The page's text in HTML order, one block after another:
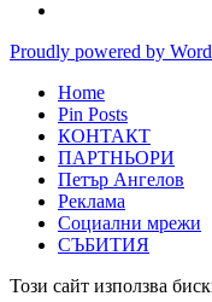
Proudly powered by
Home
Pin Posts
КОНТАКТ
ПАРТНЬОРИ
Петър Ангелов
Реклама
Социални мрежи
СЪБИТИЯ
Този сайт използва